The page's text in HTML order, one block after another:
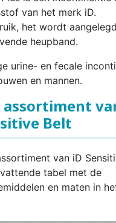
van het merk iD.
het wordt
heupband.
urine- en fecale
en mannen.
Belt
van iD
tabel met de
en maten in